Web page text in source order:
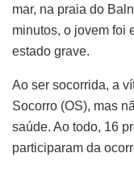
mar, na praia do
minutos, o jovem foi
estado grave.
Ao ser socorrida, a
Socorro (OS), mas
saúde. Ao todo, 16
participaram da